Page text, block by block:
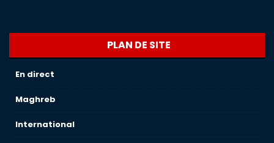
PLAN DE SITE
En direct
Maghreb
International